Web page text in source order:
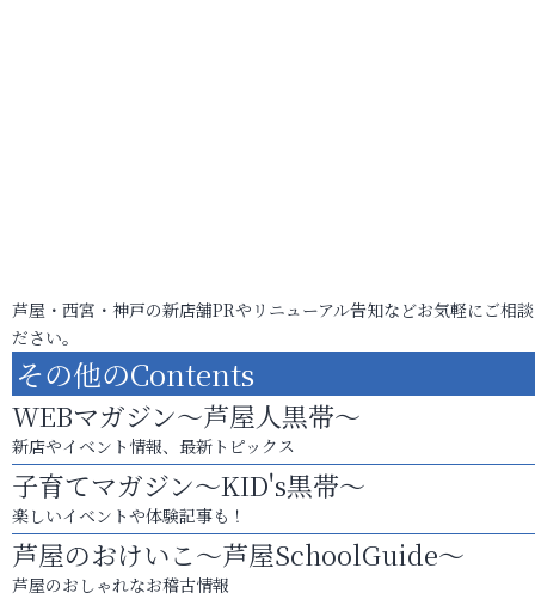
芦屋・西宮・神戸の新店舗PRやリニューアル告知などお気軽にご相
ださい。
その他のContents
WEBマガジン～芦屋人黒帯～
新店やイベント情報、最新トピックス
子育てマガジン～KID's黒帯～
楽しいイベントや体験記事も！
芦屋のおけいこ～芦屋SchoolGuide～
芦屋のおしゃれなお稽古情報